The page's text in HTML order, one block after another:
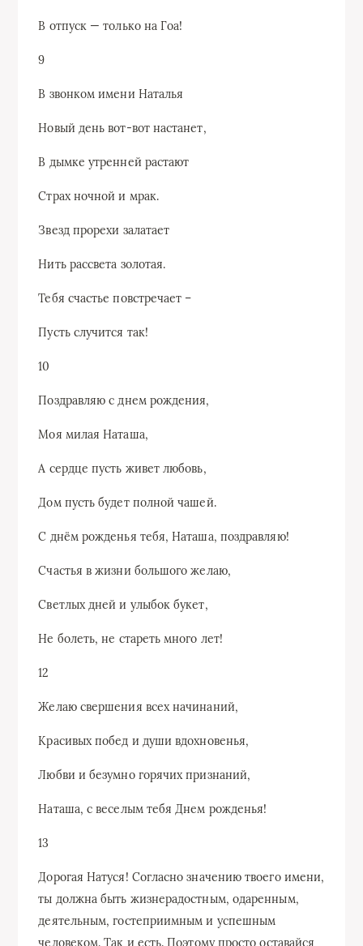
В отпуск — только на Гоа!
9
В звонком имени Наталья
Новый день вот-вот настанет,
В дымке утренней растают
Страх ночной и мрак.
Звезд прорехи залатает
Нить рассвета золотая.
Тебя счастье повстречает –
Пусть случится так!
10
Поздравляю с днем рождения,
Моя милая Наташа,
А сердце пусть живет любовь,
Дом пусть будет полной чашей.
С днём рожденья тебя, Наташа, поздравляю!
Счастья в жизни большого желаю,
Светлых дней и улыбок букет,
Hе болеть, не стареть много лет!
12
Желаю свершения всех начинаний,
Красивых побед и души вдохновенья,
Любви и безумно горячих признаний,
Наташа, с веселым тебя Днем рожденья!
13
Дорогая Натуся! Согласно значению твоего имени,
ты должна быть жизнерадостным, одаренным,
деятельным, гостеприимным и успешным
человеком. Так и есть. Поэтому просто оставайся